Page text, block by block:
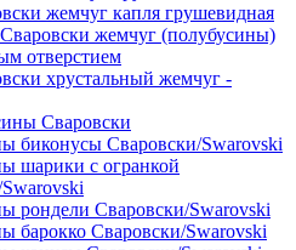
жемчуг капля грушевидная
жемчуг (полубусины)
отверстием
хрустальный жемчуг -
Сваровски
биконусы Сваровски/Swarovski
шарики с огранкой
рондели Сваровски/Swarovski
барокко Сваровски/Swarovski